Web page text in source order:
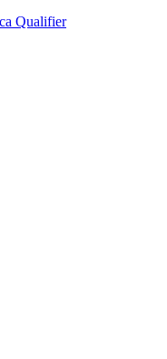
Qualifier